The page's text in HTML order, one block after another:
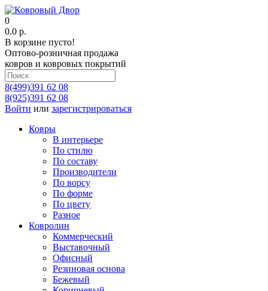
0
0.0 р.
В корзине пусто!
Оптово-розничная продажа
ковров и ковровых покрытий
8(499)391 62 08
8(925)391 62 08
Войти или зарегистрироваться
Ковры
В интерьере
По стилю
По составу
Производители
По ворсу
По форме
По цвету
Разное
Ковролин
Коммерческий
Выставочный
Офисный
Резиновая основа
Бежевый